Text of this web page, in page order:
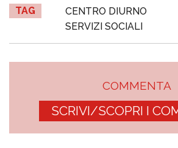
TAG CENTRO DIURNO
SERVIZI SOCIALI
COMMENTA
SCRIVI/SCOPRI I